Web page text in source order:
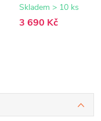
transparentní sklo
- 120x200 cm
Skladem > 10 ks
3 690 Kč